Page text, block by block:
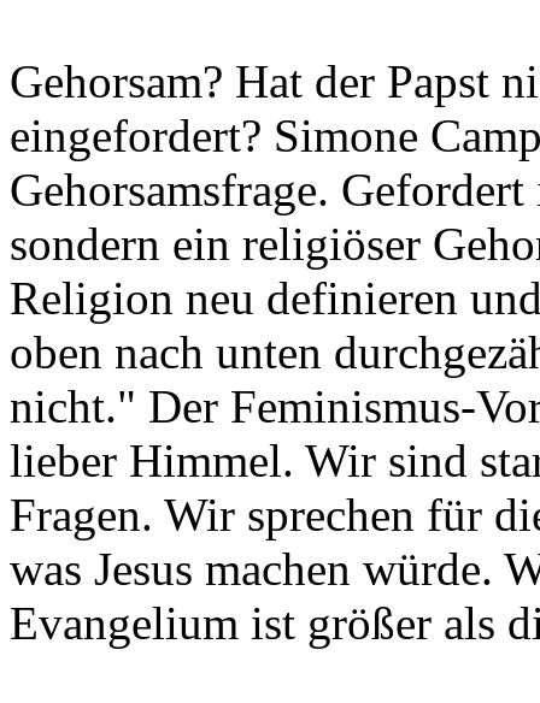
Gehorsam? Hat der Papst
eingefordert? Simone
Gehorsamsfrage.
sondern ein religiöser
Religion neu definieren
oben nach unten
nicht." Der Feminismus-
lieber Himmel. Wir sind
Fragen. Wir sprechen für
was Jesus machen würde.
Evangelium ist größer als